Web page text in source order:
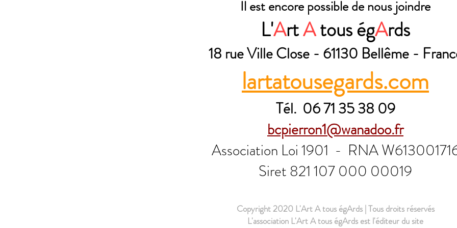
Il est encore possible de nous joindre
L'ArtAtous égArds
18 rue Ville Close - 61130 Bellême -
lartatousegards.com
Tél. 06 71 35 38 09
bcpierron1@wanadoo.fr
Association Loi 1901 - RNA
Siret 821 107 000 00019
Copyright 2020 L'Art A tous égArds | Tous droits réservés
L'association L'Art A tous égArds est l'éditeur du site